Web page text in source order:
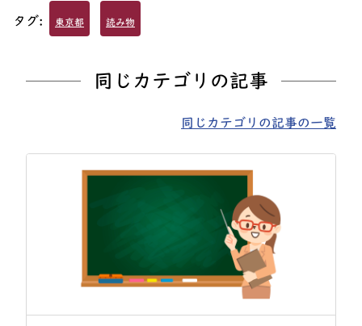
タグ: 東京都 読み物
同じカテゴリの記事
同じカテゴリの記事の一覧